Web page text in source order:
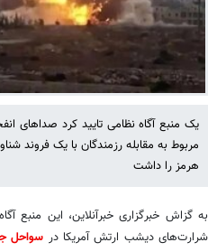
یک منبع آگاه نظامی تایید کرد صداهای
مربوط به مقابله رزمندگان با یک فروند
هرمز را داشت
به گزاش خبرگزاری خبرآنلاین، این منبع
شرارت‌های دیشب ارتش آمریکا در سواحل